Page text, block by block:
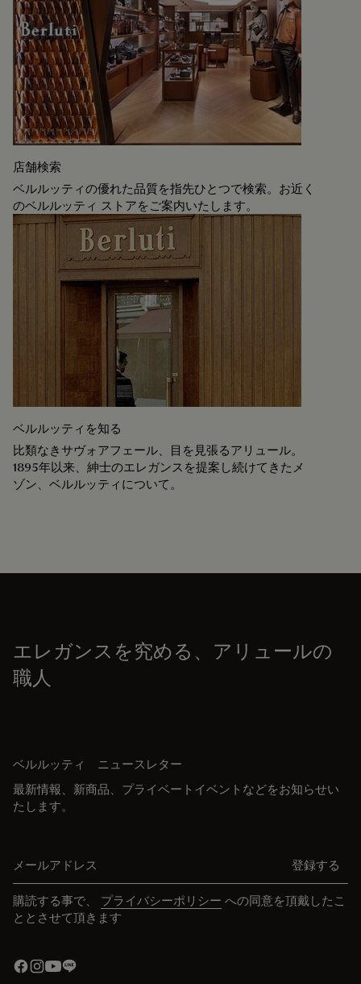
店舗検索
ベルルッティの優れた品質を指先ひとつで検索。お近く
のベルルッティ ストアをご案内いたします。
ベルルッティを知る
比類なきサヴォアフェール、目を見張るアリュール。
1895年以来、紳士のエレガンスを提案し続けてきたメ
ゾン、ベルルッティについて。
エレガンスを究める、アリュールの
職人
ベルルッティ ニュースレター
最新情報、新商品、プライベートイベントなどをお知らせい
たします。
登録する
購読する事で、 プライバシーポリシー への同意を頂戴したこ
ととさせて頂きます